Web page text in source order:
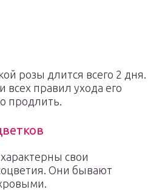
розы длится всего 2 дня.
правил ухода его
продлить.
свои
Они бывают